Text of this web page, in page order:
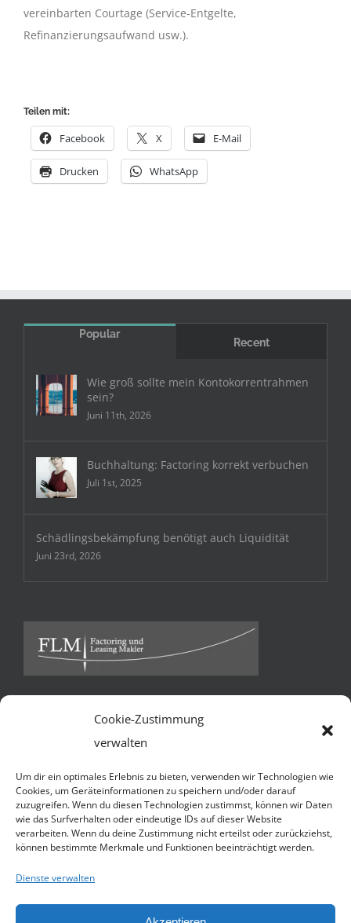
Cookie-Zustimmung
verwalten
Um dir ein optimales Erlebnis zu bieten, verwenden wir Technologien wie
Cookies, um Geräteinformationen zu speichern und/oder darauf
zuzugreifen. Wenn du diesen Technologien zustimmst, können wir Daten
wie das Surfverhalten oder eindeutige IDs auf dieser Website
verarbeiten. Wenn du deine Zustimmung nicht erteilst oder zurückziehst,
können bestimmte Merkmale und Funktionen beeinträchtigt werden.
Dienste verwalten
vereinbarten Courtage (Service-Entgelte,
Refinanzierungsaufwand usw.).
Teilen mit:
Facebook X E-Mail
Drucken WhatsApp
Popular
Recent
Wie groß sollte mein Kontokorrentrahmen
sein?
Juni 11th, 2026
Buchhaltung: Factoring korrekt verbuchen
Juli 1st, 2025
Schädlingsbekämpfung benötigt auch Liquidität
Juni 23rd, 2026
Ballindamm 13 * 20095 Hamburg
Telefon:+49 40 3252 7941
Handy:+49 1590 4509055 (N. Jacobsen)
Website:http://flmakler.de